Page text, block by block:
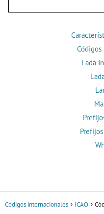
Códigos
Lada
Códigos internacionales ICAO